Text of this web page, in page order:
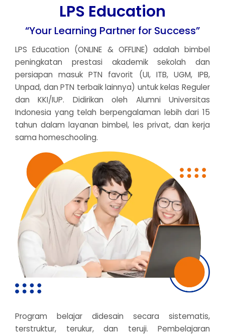
LPS Education
“Your Learning Partner for Success”
LPS Education (ONLINE & OFFLINE) adalah bimbel
peningkatan prestasi akademik sekolah dan
persiapan masuk PTN favorit (UI, ITB, UGM, IPB,
Unpad, dan PTN terbaik lainnya) untuk kelas Reguler
dan KKI/IUP. Didirikan oleh Alumni Universitas
Indonesia yang telah berpengalaman lebih dari 15
tahun dalam layanan bimbel, les privat, dan kerja
sama homeschooling.
Program belajar didesain secara sistematis,
terstruktur, terukur, dan teruji. Pembelajaran